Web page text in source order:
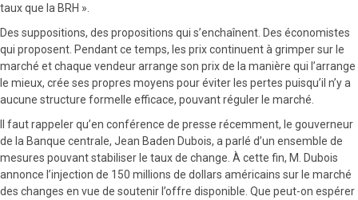
taux que la BRH ».
Des suppositions, des propositions qui s’enchaînent. Des économistes
qui proposent. Pendant ce temps, les prix continuent à grimper sur le
marché et chaque vendeur arrange son prix de la manière qui l’arrange
le mieux, crée ses propres moyens pour éviter les pertes puisqu’il n’y a
aucune structure formelle efficace, pouvant réguler le marché.
Il faut rappeler qu’en conférence de presse récemment, le gouverneur
de la Banque centrale, Jean Baden Dubois, a parlé d’un ensemble de
mesures pouvant stabiliser le taux de change. À cette fin, M. Dubois
annonce l’injection de 150 millions de dollars américains sur le marché
des changes en vue de soutenir l’offre disponible. Que peut-on espérer